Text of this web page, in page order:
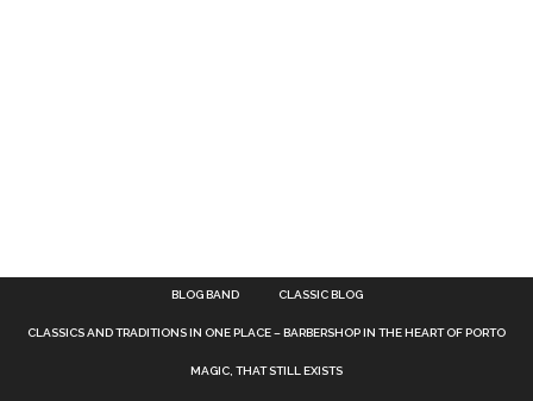
BLOG BAND CLASSIC BLOG
CLASSICS AND TRADITIONS IN ONE PLACE – BARBERSHOP IN THE HEART OF PORTO
MAGIC, THAT STILL EXISTS